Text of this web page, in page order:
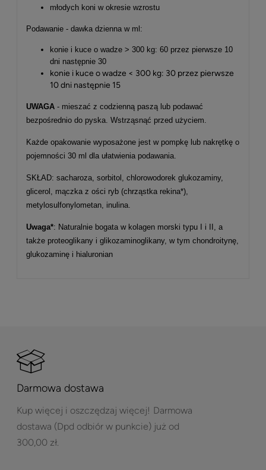
młodych koni w okresie wzrostu
Podawanie - dawka dzienna w ml:
konie i kuce o wadze > 300 kg: 60 przez pierwsze 10
dni następnie 30
konie i kuce o wadze < 300 kg: 30 przez pierwsze
10 dni następnie 15
UWAGA - mieszać z codzienną paszą lub podawać
bezpośrednio do pyska. Wstrząsnąć przed użyciem.
Każde opakowanie wyposażone jest w pompkę lub nakrętkę o
pojemności 30 ml dla ułatwienia podawania.
SKŁAD: sacharoza, sorbitol, chlorowodorek glukozaminy,
glicerol, mączka z ości ryb (chrząstka rekina*),
metylosulfonylometan, inulina.
Uwaga*: Naturalnie bogata w kolagen morski typu I i II, a
także proteoglikany i glikozaminoglikany, w tym chondroitynę,
glukozaminę i hialuronian
Darmowa dostawa
Kup więcej i oszczędzaj więcej! Darmowa
dostawa (Dpd odbiór w punkcie) już od
300,00 zł.